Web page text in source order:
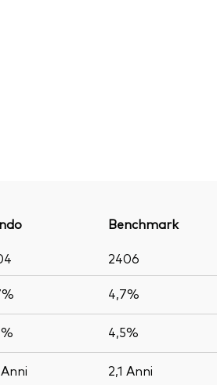
Benchmark
2406
4,7%
4,5%
Anni 2,1 Anni